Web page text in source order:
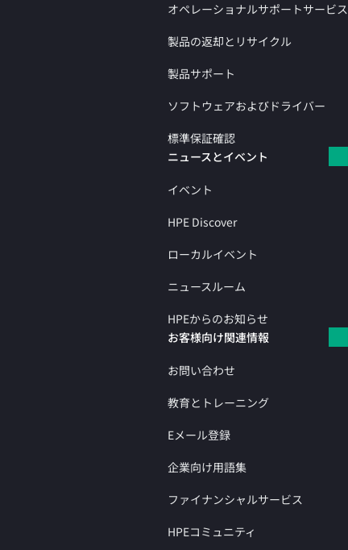
オペレーショナルサポートサービス
製品の返却とリサイクル
製品サポート
ソフトウェアおよびドライバー
標準保証確認
ニュースとイベント
イベント
HPE Discover
ローカルイベント
ニュースルーム
HPEからのお知らせ
お客様向け関連情報
お問い合わせ
教育とトレーニング
Eメール登録
企業向け用語集
ファイナンシャルサービス
HPEコミュニティ